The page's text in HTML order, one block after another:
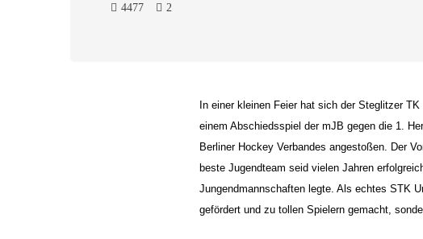
4477 2
In einer kleinen Feier hat sich der Steglitzer
einem Abschiedsspiel der mJB gegen die 1.
Berliner Hockey Verbandes angestoßen. Der
beste Jugendteam seid vielen Jahren
Jungendmannschaften legte. Als echtes STK
gefördert und zu tollen Spielern gemacht,